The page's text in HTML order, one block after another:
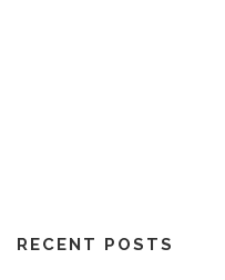
RECENT POSTS